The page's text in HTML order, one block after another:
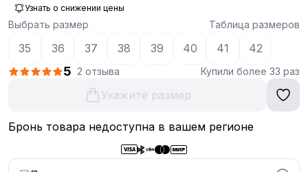
Узнать о снижении цены
Выбрать размер Таблица размеров
35 36 37 38 39 40 41 42
5 2 отзыва Купили более 33 раз
Укажите размер
Бронь товара недоступна в вашем регионе